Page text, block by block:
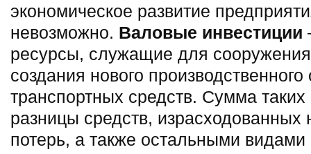
экономическое развитие
невозможно. Валовые инвестиции
ресурсы, служащие для
создания нового
транспортных средств. Сумма таких
разницы средств,
потерь, а также остальными